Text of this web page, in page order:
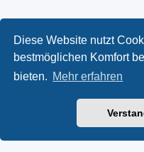
Diese Website nutzt
bestmöglichen Komfort
bieten. Mehr erfahren